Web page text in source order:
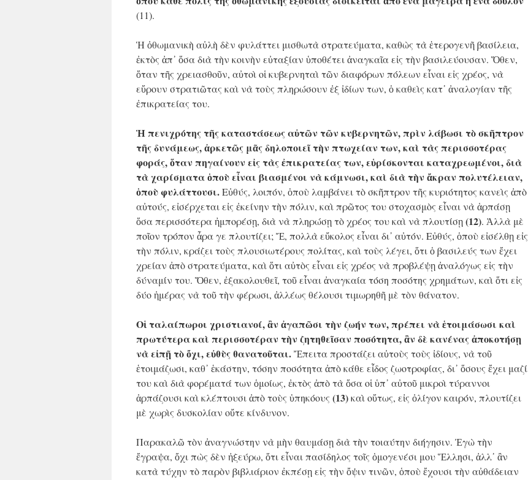
(11).
Ἡ ὀθωμανικὴ αὐλὴ δὲν φυλάττει μισθωτὰ στρατεύματα, καθὼς τὰ ἑτερογενῆ βασίλεια,
ἐκτὸς ἀπ᾿ ὅσα διὰ τὴν κοινὴν εὐταξίαν ὑποθέτει ἀναγκαῖα εἰς τὴν βασιλεύουσαν. Ὅθεν,
ὅταν τῆς χρειασθοῦν, αὐτοὶ οἱ κυβερνηταὶ τῶν διαφόρων πόλεων εἶναι εἰς χρέος, νὰ
εὕρουν στρατιῶτας καὶ νὰ τοὺς πληρώσουν ἐξ ἰδίων των, ὁ καθεὶς κατ᾿ ἀναλογίαν τῆς
ἐπικρατείας του.
Ἡ πενιχρότης τῆς καταστάσεως αὐτῶν τῶν κυβερνητῶν, πρὶν λάβωσι τὸ σκῆπτρον
τῆς δυνάμεως, ἀρκετῶς μᾶς δηλοποιεῖ τὴν πτωχείαν των, καὶ τὰς περισσοτέρας
φοράς, ὅταν πηγαίνουν εἰς τὰς ἐπικρατείας των, εὑρίσκονται καταχρεωμένοι, διὰ
τὰ χαρίσματα ὁποὺ εἶναι βιασμένοι νὰ κάμνωσι, καὶ διὰ τὴν ἄκραν πολυτέλειαν,
ὁποὺ φυλάττουσι.Εὐθύς, λοιπόν, ὁποὺ λαμβάνει τὸ σκῆπτρον τῆς κυριότητος κανεὶς ἀπὸ
αὐτούς, εἰσέρχεται εἰς ἐκείνην τὴν πόλιν, καὶ πρῶτος του στοχασμὸς εἶναι νὰ ἁρπάσῃ
ὅσα περισσότερα ἠμπορέσῃ, διὰ νὰ πληρώσῃ τὸ χρέος του καὶ νὰ πλουτίσῃ(12). Ἀλλὰ μὲ
ποῖον τρόπον ἆρα γε πλουτίζει; Ἔ, πολλὰ εὔκολος εἶναι δι᾿ αὐτόν. Εὐθύς, ὁποὺ εἰσέλθῃ εἰς
τὴν πόλιν, κράζει τοὺς πλουσιωτέρους πολίτας, καὶ τοὺς λέγει, ὅτι ὁ βασιλεύς των ἔχει
χρείαν ἀπὸ στρατεύματα, καὶ ὅτι αὐτὸς εἶναι εἰς χρέος νὰ προβλέψῃ ἀναλόγως εἰς τὴν
δύναμίν του. Ὅθεν, ἐξακολουθεῖ, τοῦ εἶναι ἀναγκαία τόση ποσότης χρημάτων, καὶ ὅτι εἰς
δύο ἡμέρας νὰ τοῦ τὴν φέρωσι, ἀλλέως θέλουσι τιμωρηθῆ μὲ τὸν θάνατον.
Οἱ ταλαίπωροι χριστιανοί, ἂν ἀγαπῶσι τὴν ζωήν των, πρέπει νὰ ἑτοιμάσωσι καὶ
πρωτύτερα καὶ περισσοτέραν τὴν ζητηθεῖσαν ποσότητα, ἂν δὲ κανένας ἀποκοτήσῃ
νὰ εἰπῇ τὸ ὄχι, εὐθὺς θανατοῦται.Ἔπειτα προστάζει αὐτοὺς τοὺς ἰδίους, νὰ τοῦ
ἑτοιμάζωσι, καθ᾿ ἑκάστην, τόσην ποσότητα ἀπὸ κάθε εἶδος ζωοτροφίας, δι᾿ ὅσους ἔχει μαζί
του καὶ διὰ φορέματά των ὁμοίως, ἐκτὸς ἀπὸ τὰ ὅσα οἱ ὑπ᾿ αὐτοῦ μικροὶ τύραννοι
ἁρπάζουσι καὶ κλέπτουσι ἀπὸ τοὺς ὑπηκόους (13)καὶ οὕτως, εἰς ὀλίγον καιρόν, πλουτίζει
μὲ χωρὶς δυσκολίαν οὔτε κίνδυνον.
Παρακαλῶ τὸν ἀναγνώστην νὰ μὴν θαυμάσῃ διὰ τὴν τοιαύτην διήγησιν. Ἐγὼ τὴν
ἔγραψα, ὄχι πὼς δὲν ἠξεύρω, ὅτι εἶναι πασίδηλος τοῖς ὁμογενέσι μου Ἕλλησι, ἀλλ᾿ ἂν
κατὰ τύχην τὸ παρὸν βιβλιάριον ἐκπέσῃ εἰς τὴν ὄψιν τινῶν, ὁποὺ ἔχουσι τὴν αὐθάδειαν